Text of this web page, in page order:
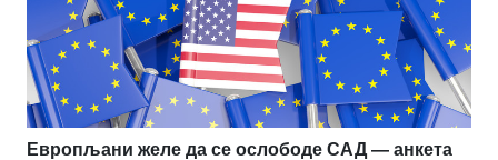
Европљани желе да се ослободе САД — анкета